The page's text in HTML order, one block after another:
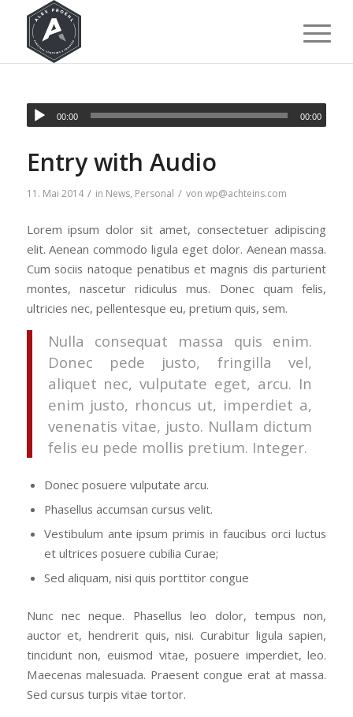
00:00 00:00
Entry with Audio
11. Mai 2014 / in News, Personal / von wp@achteins.com
Lorem ipsum dolor sit amet, consectetuer adipiscing
elit. Aenean commodo ligula eget dolor. Aenean massa.
Cum sociis natoque penatibus et magnis dis parturient
montes, nascetur ridiculus mus. Donec quam felis,
ultricies nec, pellentesque eu, pretium quis, sem.
Nulla consequat massa quis enim.
Donec pede justo, fringilla vel,
aliquet nec, vulputate eget, arcu. In
enim justo, rhoncus ut, imperdiet a,
venenatis vitae, justo. Nullam dictum
felis eu pede mollis pretium. Integer.
Donec posuere vulputate arcu.
Phasellus accumsan cursus velit.
Vestibulum ante ipsum primis in faucibus orci luctus
et ultrices posuere cubilia Curae;
Sed aliquam, nisi quis porttitor congue
Nunc nec neque. Phasellus leo dolor, tempus non,
auctor et, hendrerit quis, nisi. Curabitur ligula sapien,
tincidunt non, euismod vitae, posuere imperdiet, leo.
Maecenas malesuada. Praesent congue erat at massa.
Sed cursus turpis vitae tortor.